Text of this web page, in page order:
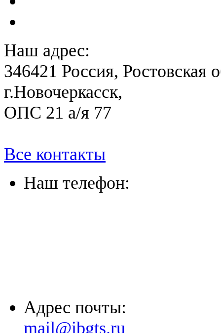
Наш адрес:
346421 Россия, Ростовская
г.Новочеркасск,
ОПС 21 а/я 77
Все контакты
Наш телефон:
Адрес почты:
mail@ibgts.ru